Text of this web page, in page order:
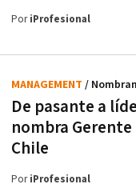
PoriProfesional
De pasante a
nombra
Chile
MANAGEMENT /
PoriProfesional